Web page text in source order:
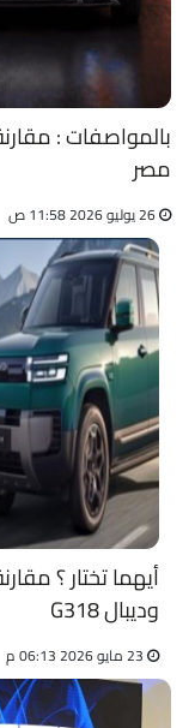
بالمواصفات :
مصر
وديبال G318